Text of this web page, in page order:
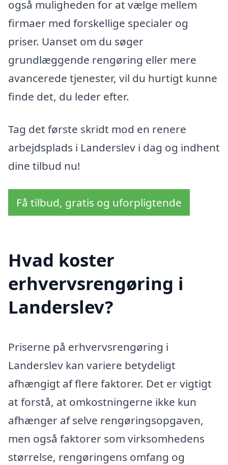
også muligheden for at vælge mellem
firmaer med forskellige specialer og
priser. Uanset om du søger
grundlæggende rengøring eller mere
avancerede tjenester, vil du hurtigt kunne
finde det, du leder efter.
Tag det første skridt mod en renere
arbejdsplads i Landerslev i dag og indhent
dine tilbud nu!
Få tilbud, gratis og uforpligtende
Hvad koster
erhvervsrengøring i
Landerslev?
Priserne på erhvervsrengøring i
Landerslev kan variere betydeligt
afhængigt af flere faktorer. Det er vigtigt
at forstå, at omkostningerne ikke kun
afhænger af selve rengøringsopgaven,
men også faktorer som virksomhedens
størrelse, rengøringens omfang og